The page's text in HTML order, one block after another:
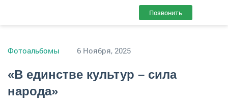
Позвонить
Фотоальбомы 6 Ноября, 2025
«В единстве культур – сила
народа»